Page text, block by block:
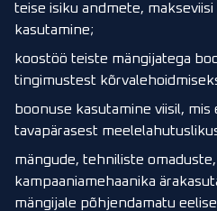
teise isiku andmete,
kasutamine;
koostöö teiste mängijatega
tingimustest
boonuse kasutamine viisil,
tavapärasest
mängude, tehniliste omaduste,
kampaaniamehaanika
mängijale põhjendamatu